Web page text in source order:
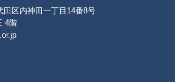
区内神田一丁目14番8号
4階